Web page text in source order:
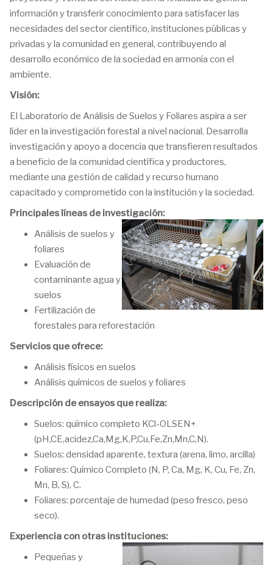
información y transferir conocimiento para satisfacer las
necesidades del sector científico, instituciones públicas y
privadas y la comunidad en general, contribuyendo al
desarrollo económico de la sociedad en armonía con el
ambiente.
Visión:
El Laboratorio de Análisis de Suelos y Foliares aspira a ser
líder en la investigación forestal a nivel nacional. Desarrolla
investigación y apoyo a docencia que transfieren resultados
a beneficio de la comunidad científica y productores,
mediante una gestión de calidad y recurso humano
capacitado y comprometido con la institución y la sociedad.
Principales líneas de investigación:
Análisis de suelos y
foliares
Evaluación de
contaminante agua y
suelos
Fertilización de
forestales para reforestación
Servicios que ofrece:
Análisis físicos en suelos
Análisis químicos de suelos y foliares
Descripción de ensayos que realiza:
Suelos: químico completo KCl-OLSEN+
(pH,CE,acidez,Ca,Mg,K,P,Cu,Fe,Zn,Mn,C,N).
Suelos: densidad aparente, textura (arena, limo, arcilla)
Foliares: Químico Completo (N, P, Ca, Mg, K, Cu, Fe, Zn,
Mn, B, S), C.
Foliares: porcentaje de humedad (peso fresco, peso
seco).
Experiencia con otras instituciones:
Pequeñas y